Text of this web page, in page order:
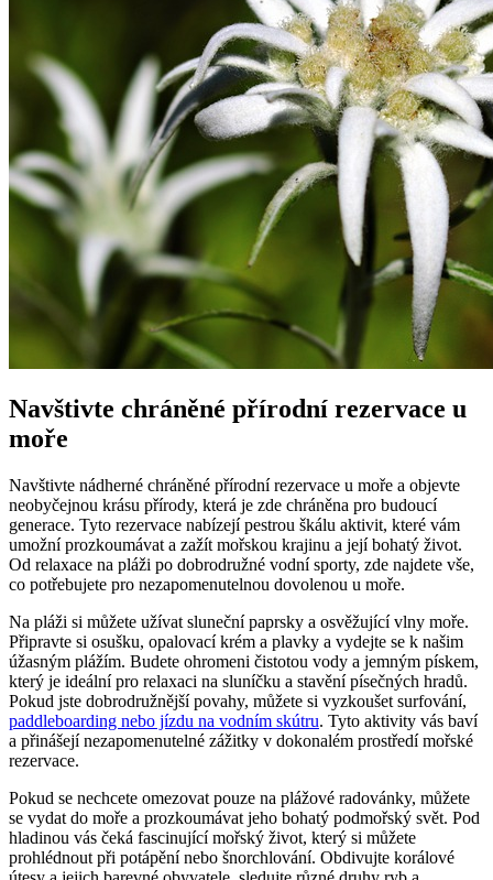
Navštivte chráněné‌ přírodní rezervace ‍u‍
moře
Navštivte nádherné chráněné přírodní⁢ rezervace ⁤u moře a objevte
neobyčejnou krásu​ přírody, ‍která je zde chráněna pro budoucí
generace. Tyto rezervace ⁤nabízejí⁤ pestrou škálu aktivit, které⁤ vám
umožní prozkoumávat ⁤a zažít mořskou krajinu a její bohatý život.
Od relaxace na pláži po dobrodružné vodní sporty, zde najdete vše,
co potřebujete⁤ pro nezapomenutelnou dovolenou u moře.
Na pláži si můžete ⁣užívat sluneční paprsky‌ a osvěžující vlny moře.
Připravte si osušku, opalovací‍ krém a plavky a vydejte se k našim⁤
úžasným plážím. Budete ohromeni‌ čistotou vody a jemným pískem,
který ‌je ideální pro relaxaci na sluníčku a‌ stavění písečných hradů.
Pokud jste dobrodružnější povahy, můžete si vyzkoušet⁣ surfování,
paddleboarding nebo ​jízdu na vodním skútru.​ Tyto aktivity vás baví
a přinášejí nezapomenutelné zážitky v dokonalém prostředí mořské
rezervace.
Pokud se nechcete omezovat pouze na plážové radovánky, můžete
se vydat do ‍moře a prozkoumávat ‍jeho bohatý podmořský svět. Pod
hladinou vás čeká fascinující mořský život, který si můžete
prohlédnout při potápění nebo ⁢šnorchlování. ⁢Obdivujte korálové⁣